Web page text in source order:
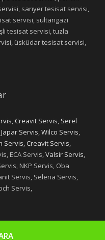
sarıyer tesisat servisi,
servisi, sultangazi
tesisat servisi, tuzla
üsküdar tesisat servisi,
,Creavit Servis, Serel
Japar Servis,Wilco Servis,
Servis,Creavit Servis,
ECA Servis,Valsir Servis,
NKP Servis, Oba
Servis, Selena Servis,
Servis,